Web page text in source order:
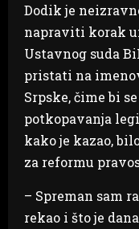
Dodik je
napraviti korak
Ustavnog suda
pristati na
Srpske, čime bi
potkopavanja
kako je kazao,
za reformu
– Spreman sam
rekao i što je